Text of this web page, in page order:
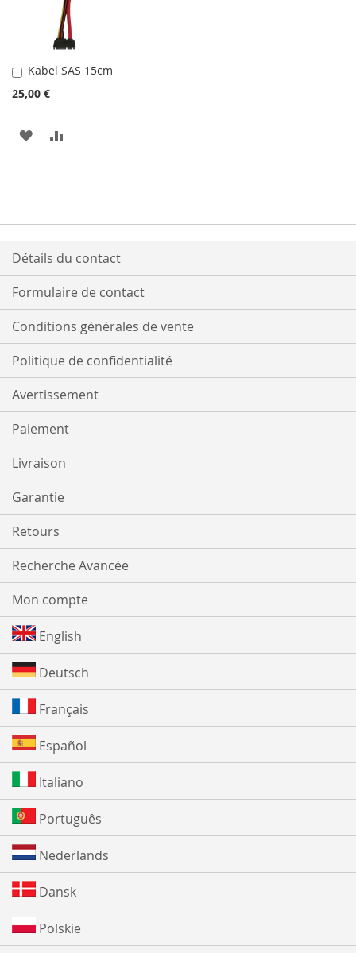
Kabel SAS 15cm
25,00 €
Ajouter
au
panier
AJOUTER
D’ENVIE
Détails du contact
Formulaire de contact
Conditions générales de vente
Politique de confidentialité
Avertissement
Paiement
Livraison
Garantie
Retours
Recherche Avancée
Mon compte
English
Deutsch
Français
Español
Italiano
Português
Nederlands
Dansk
Polskie